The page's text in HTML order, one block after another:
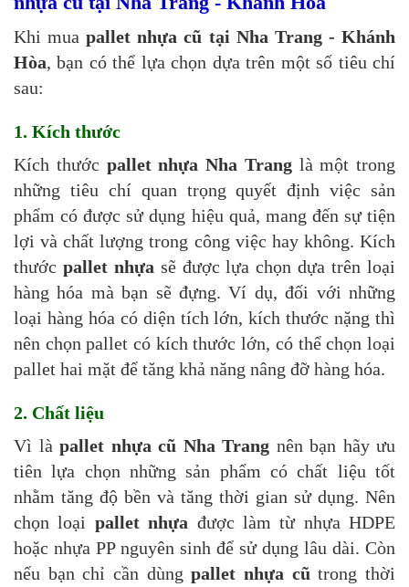
Khi muapallet nhựa cũ tại Nha Trang - Khánh
Hòa, bạn có thể lựa chọn dựa trên một số tiêu chí
sau:
1. Kích thước
Kích thước pallet nhựa Nha Tranglà một trong
những tiêu chí quan trọng quyết định việc sản
phẩm có được sử dụng hiệu quả, mang đến sự tiện
lợi và chất lượng trong công việc hay không. Kích
thước pallet nhựa sẽ được lựa chọn dựa trên loại
hàng hóa mà bạn sẽ đựng. Ví dụ, đối với những
loại hàng hóa có diện tích lớn, kích thước nặng thì
nên chọn pallet có kích thước lớn, có thể chọn loại
pallet hai mặt để tăng khả năng nâng đỡ hàng hóa.
2. Chất liệu
Vì là pallet nhựa cũ Nha Trang nên bạn hãy ưu
tiên lựa chọn những sản phẩm có chất liệu tốt
nhằm tăng độ bền và tăng thời gian sử dụng. Nên
chọn loại pallet nhựa được làm từ nhựa HDPE
hoặc nhựa PP nguyên sinh để sử dụng lâu dài. Còn
nếu bạn chỉ cần dùngpallet nhựa cũ trong thời